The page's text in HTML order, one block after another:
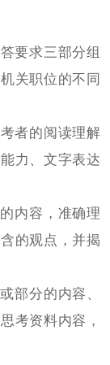
要求三部分组
关职位的不同
者的阅读理解
力、文字表达
内容，准确理
的观点，并揭
部分的内容、
考资料内容，